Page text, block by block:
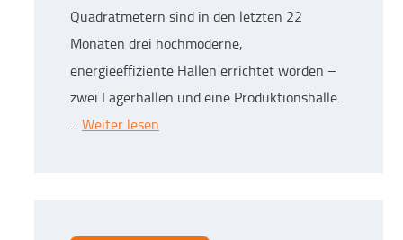
Quadratmetern sind in den letzten 22
Monaten drei hochmoderne,
energieeffiziente Hallen errichtet worden –
zwei Lagerhallen und eine Produktionshalle.
...Weiter lesen